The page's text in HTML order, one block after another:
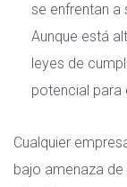
se enfrentan
Aunque está
leyes de
potencial para
Cualquier
bajo amenaza